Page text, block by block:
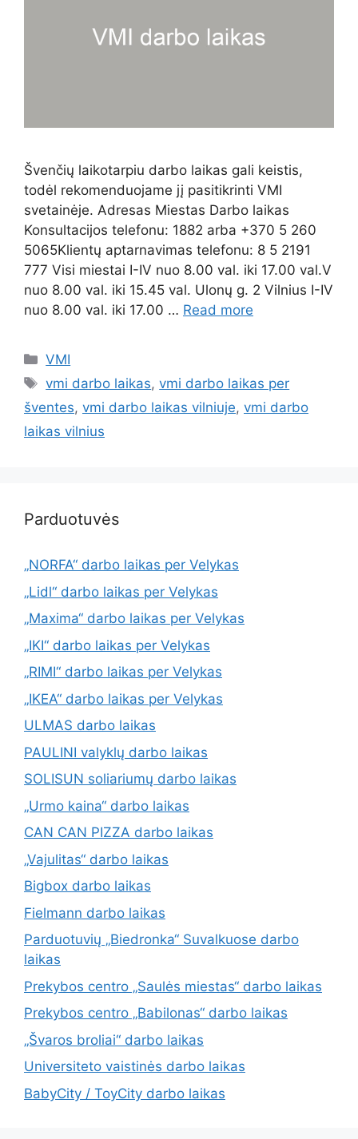
Švenčių laikotarpiu darbo laikas gali keistis,
todėl rekomenduojame jį pasitikrinti VMI
svetainėje. Adresas Miestas Darbo laikas
Konsultacijos telefonu: 1882 arba +370 5 260
5065Klientų aptarnavimas telefonu: 8 5 2191
777 Visi miestai I-IV nuo 8.00 val. iki 17.00 val.V
nuo 8.00 val. iki 15.45 val. Ulonų g. 2 Vilnius I-IV
nuo 8.00 val. iki 17.00 … Read more
VMI
vmi darbo laikas,vmi darbo laikas per
šventes, vmi darbo laikas vilniuje, vmi darbo
laikas vilnius
Parduotuvės
„NORFA“ darbo laikas per Velykas
„Lidl“ darbo laikas per Velykas
„Maxima“ darbo laikas per Velykas
„IKI“ darbo laikas per Velykas
„RIMI“ darbo laikas per Velykas
„IKEA“ darbo laikas per Velykas
ULMAS darbo laikas
PAULINI valyklų darbo laikas
SOLISUN soliariumų darbo laikas
„Urmo kaina“ darbo laikas
CAN CAN PIZZA darbo laikas
„Vajulitas“ darbo laikas
Bigbox darbo laikas
Fielmann darbo laikas
Parduotuvių „Biedronka“ Suvalkuose darbo
laikas
Prekybos centro „Saulės miestas“ darbo laikas
Prekybos centro „Babilonas“ darbo laikas
„Švaros broliai“ darbo laikas
Universiteto vaistinės darbo laikas
BabyCity / ToyCity darbo laikas